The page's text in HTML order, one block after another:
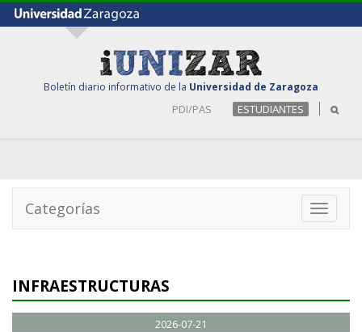
Boletín diario informativo de la Universidad de Zaragoza
PDI/PAS ESTUDIANTES
Toggle
Categorías
INFRAESTRUCTURAS
2026-07-21